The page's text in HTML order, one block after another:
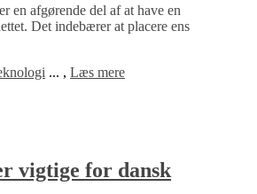
en afgørende del af at have en
Det indebærer at placere ens
... , Læs mere
vigtige for dansk